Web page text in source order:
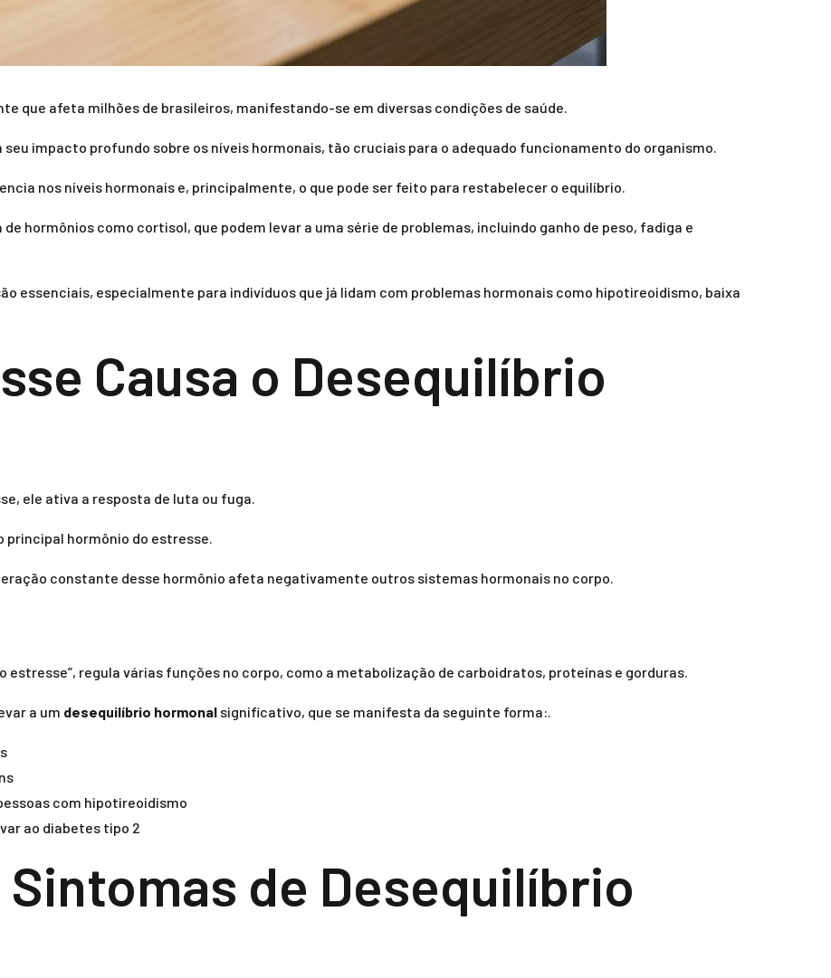
que afeta milhões de brasileiros, manifestando-se em diversas condições de saúde.
impacto profundo sobre os níveis hormonais, tão cruciais para o adequado funcionamento do organismo.
nos níveis hormonais e, principalmente, o que pode ser feito para restabelecer o equilíbrio.
hormônios como cortisol, que podem levar a uma série de problemas, incluindo ganho de peso, fadiga e
essenciais, especialmente para indivíduos que já lidam com problemas hormonais como hipotireoidismo, baixa
Causa o Desequilíbrio
ele ativa a resposta de luta ou fuga.
principal hormônio do estresse.
constante desse hormônio afeta negativamente outros sistemas hormonais no corpo.
estresse”, regula várias funções no corpo, como a metabolização de carboidratos, proteínas e gorduras.
a um desequilíbrio hormonal significativo, que se manifesta da seguinte forma:.
com hipotireoidismo
ao diabetes tipo 2
de Desequilíbrio